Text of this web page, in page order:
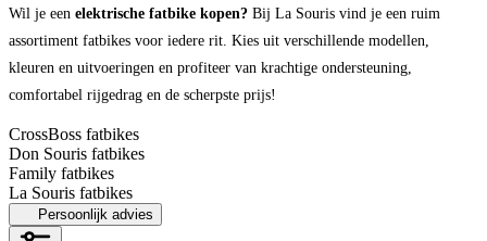
Wil je een elektrische fatbike kopen? Bij La Souris vind je een ruim
assortiment fatbikes voor iedere rit. Kies uit verschillende modellen,
kleuren en uitvoeringen en profiteer van krachtige ondersteuning,
comfortabel rijgedrag en de scherpste prijs!
CrossBoss fatbikes
Don Souris fatbikes
Family fatbikes
La Souris fatbikes
Persoonlijk advies